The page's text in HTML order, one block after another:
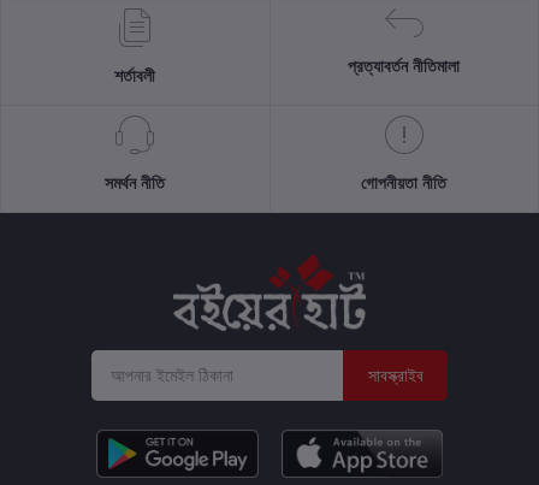
শর্তাবলী প্রত্যাবর্তন নীতিমালা
সমর্থন নীতি গোপনীয়তা নীতি
সাবস্ক্রাইব